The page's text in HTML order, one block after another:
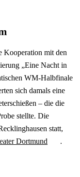
Kooperation mit den
„Eine Nacht in
WM-Halbfinale
sich damals eine
– die die
stellte. Die
statt,
Dortmund .